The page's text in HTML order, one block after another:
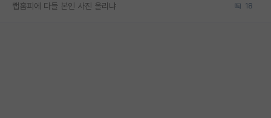
랩홈피에 다들 본인 사진 올리냐 18